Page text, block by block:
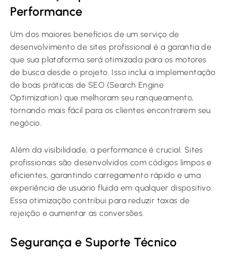
Performance
Um dos maiores benefícios de um serviço de
desenvolvimento de sites profissional é a garantia de
que sua plataforma será otimizada para os motores
de busca desde o projeto. Isso inclui a implementação
de boas práticas de SEO (Search Engine
Optimization) que melhoram seu ranqueamento,
tornando mais fácil para os clientes encontrarem seu
negócio.
Além da visibilidade, a performance é crucial. Sites
profissionais são desenvolvidos com códigos limpos e
eficientes, garantindo carregamento rápido e uma
experiência de usuário fluida em qualquer dispositivo.
Essa otimização contribui para reduzir taxas de
rejeição e aumentar as conversões.
Segurança e Suporte Técnico